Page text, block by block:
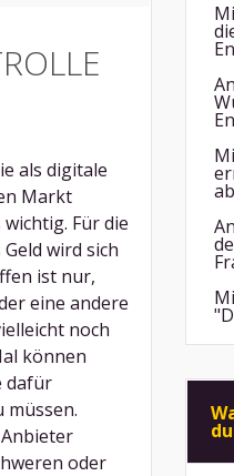
als digitale
Markt
Für die
wird sich
ist nur,
eine andere
noch
können
dafür
müssen.
oder